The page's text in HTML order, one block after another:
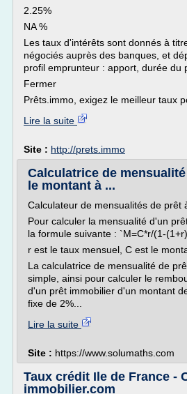
2.25%
NA %
Les taux d'intérêts sont donnés à
négociés auprès des banques, et
profil emprunteur : apport, durée du
Fermer
Prêts.immo, exigez le meilleur taux
Lire la suite
Site : http://prets.immo
Calculatrice de mensualité
le montant à ...
Calculateur de mensualités de prêt
Pour calculer la mensualité d'un
la formule suivante : `M=C*r/(1-
r est le taux mensuel, C est le
La calculatrice de mensualité de
simple, ainsi pour calculer le
d'un prêt immobilier d'un montant
fixe de 2%...
Lire la suite
Site : https://www.solumaths.com
Taux crédit Ile de France -
immobilier.com